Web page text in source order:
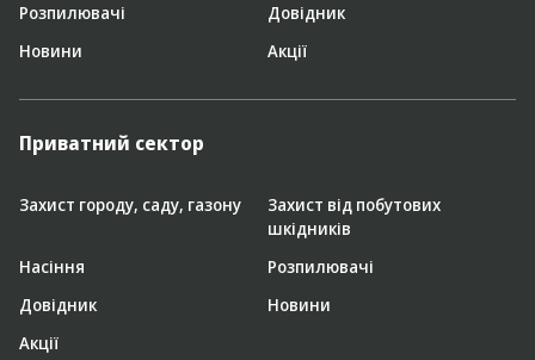
Розпилювачі
Довідник
Новини
Акції
Приватний сектор
Захист городу, саду, газону
Захист від побутових
шкідників
Насіння
Розпилювачі
Довідник
Новини
Акції